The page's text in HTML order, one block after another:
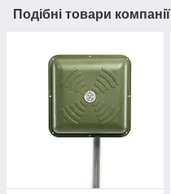
Подібні товари компанії